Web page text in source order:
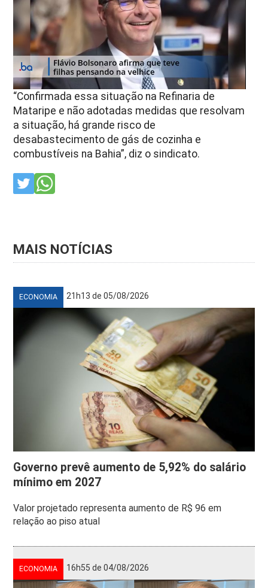
“Confirmada essa situação na Refinaria de
Mataripe e não adotadas medidas que resolvam
a situação, há grande risco de
desabastecimento de gás de cozinha e
combustíveis na Bahia”, diz o sindicato.
MAIS NOTÍCIAS
ECONOMIA 21h13 de 05/08/2026
Governo prevê aumento de 5,92% do salário
mínimo em 2027
Valor projetado representa aumento de R$ 96 em
relação ao piso atual
ECONOMIA 16h55 de 04/08/2026